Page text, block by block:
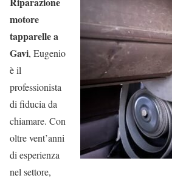
motore
tapparelle a
Gavi, Eugenio
è il
professionista
di fiducia da
chiamare. Con
oltre vent’anni
di esperienza
nel settore,